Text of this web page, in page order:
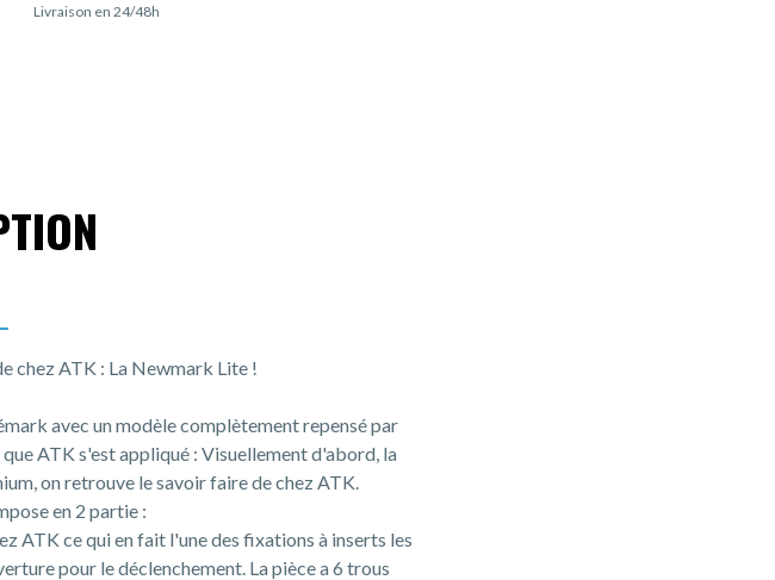
Livraison en 24/48h
chez ATK : La Newmark Lite !
avec un modèle complètement repensé par
ATK s'est appliqué : Visuellement d'abord, la
on retrouve le savoir faire de chez ATK.
en 2 partie :
ATK ce qui en fait l'une des fixations à inserts les
pour le déclenchement. La pièce a 6 trous